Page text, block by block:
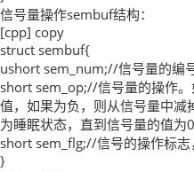
信号量操作sembuf结构：
[cpp] copy
struct sembuf{
ushort sem_num;//信号量的编
short sem_op;//信号量的操作
值，如果为负，则从信号量中
为睡眠状态，直到信号量的值为0
short sem_flg;//信号的操作标志
}